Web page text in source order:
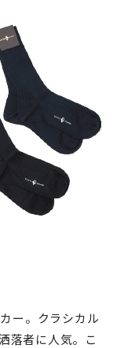
ー。クラシカル
落者に人気。こ